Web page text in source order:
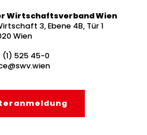
Wirtschaftsverband Wien
3, Ebene 4B, Tür 1
Wien
(1) 525 45-0